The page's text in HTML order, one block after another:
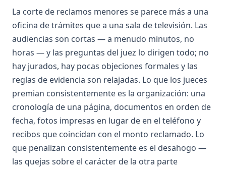
La corte de reclamos menores se parece más a una
oficina de trámites que a una sala de televisión. Las
audiencias son cortas — a menudo minutos, no
horas — y las preguntas del juez lo dirigen todo; no
hay jurados, hay pocas objeciones formales y las
reglas de evidencia son relajadas. Lo que los jueces
premian consistentemente es la organización: una
cronología de una página, documentos en orden de
fecha, fotos impresas en lugar de en el teléfono y
recibos que coincidan con el monto reclamado. Lo
que penalizan consistentemente es el desahogo —
las quejas sobre el carácter de la otra parte